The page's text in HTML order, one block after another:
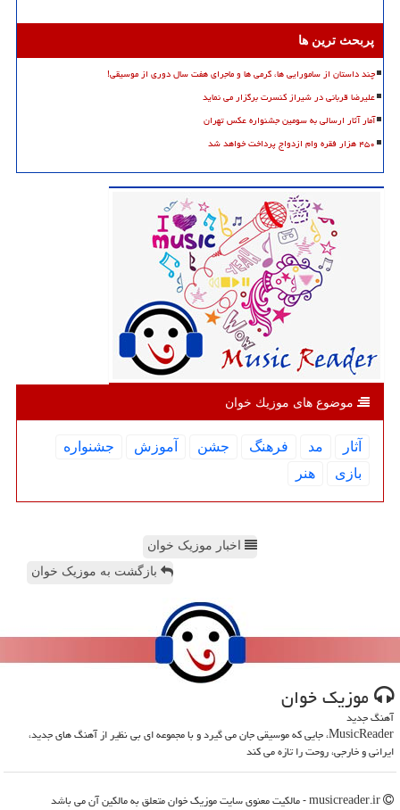
پربحث ترین ها
چند داستان از سامورایی ها، گرمی ها و ماجرای هفت سال دوری از موسیقی!
علیرضا قربانی در شیراز کنسرت برگزار می نماید
آمار آثار ارسالی به سومین جشنواره عکس تهران
۴۵۰ هزار فقره وام ازدواج پرداخت خواهد شد
موضوع های موزیك خوان
آثار مد فرهنگ جشن آموزش
جشنواره
بازی
هنر
اخبار موزیک خوان
بازگشت به موزیک خوان
موزیك خوان
آهنگ جدید
MusicReader، جایی که موسیقی جان می گیرد و با مجموعه ای بی نظیر از آهنگ های جدید،
ایرانی و خارجی، روحت را تازه می کند